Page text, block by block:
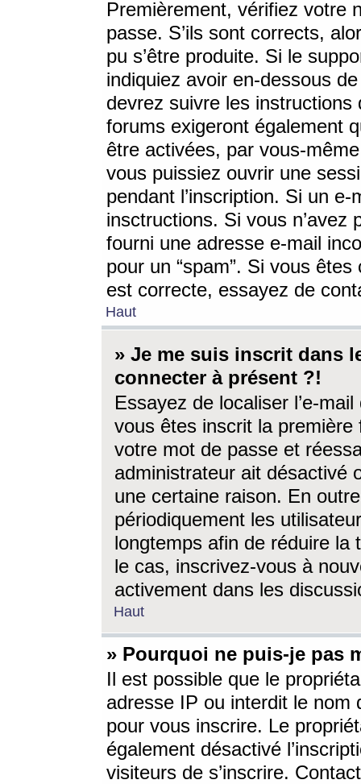
Premièrement, vérifiez votre
passe. S’ils sont corrects,
pu s’être produite. Si le
indiquiez avoir en-dessous
devrez suivre les
forums exigeront également
être activées, par vous-
vous puissiez ouvrir une
pendant l’inscription. Si un
insctructions. Si vous n’avez
fourni une adresse e-mail
pour un “spam”. Si vous
est correcte, essayez de
Haut
» Je me suis inscrit dans
connecter à présent ?!
Essayez de localiser l’e-
vous êtes inscrit la première
votre mot de passe et
administrateur ait désactivé
une certaine raison. En
périodiquement les
longtemps afin de réduire la
le cas, inscrivez-vous à
activement dans les
Haut
» Pourquoi ne puis-je pas
Il est possible que le
adresse IP ou interdit le nom
pour vous inscrire. Le
également désactivé
visiteurs de s’inscrire.